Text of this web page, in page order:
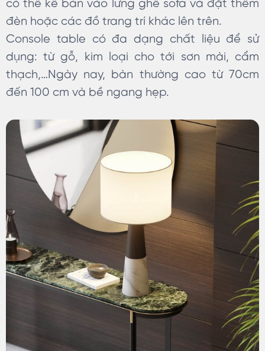
có thể kê bàn vào lưng ghế sofa và đặt thêm
đèn hoặc các đồ trang trí khác lên trên.
Console table có đa dạng chất liệu để sử
dụng: từ gỗ, kim loại cho tới sơn mài, cẩm
thạch,…Ngày nay, bàn thường cao từ 70cm
đến 100 cm và bề ngang hẹp.